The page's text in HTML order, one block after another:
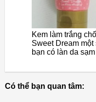
Kem làm trắng
Sweet Dream
bạn có làn da
Có thể bạn quan tâm: